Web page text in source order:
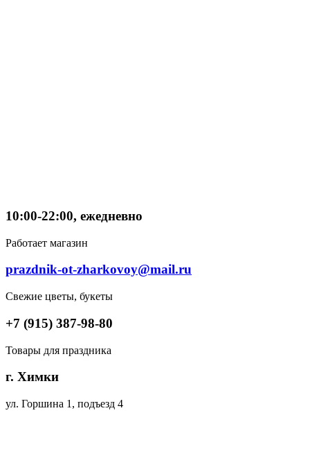
10:00-22:00, ежедневно
Работает магазин
prazdnik-ot-zharkovoy@mail.ru
Свежие цветы, букеты
+7 (915) 387-98-80
Товары для праздника
г. Химки
ул. Горшина 1, подъезд 4